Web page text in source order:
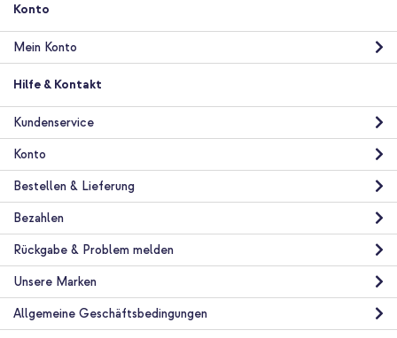
Konto
Mein Konto
Hilfe & Kontakt
Kundenservice
Konto
Bestellen & Lieferung
Bezahlen
Rückgabe & Problem melden
Unsere Marken
Allgemeine Geschäftsbedingungen